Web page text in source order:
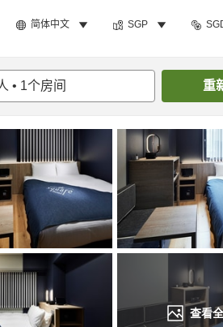
简体中文 SGP
• 1个房间 重
查看